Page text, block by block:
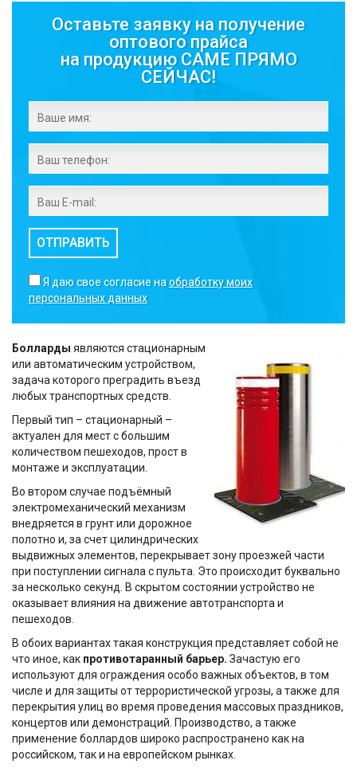
Оставьте заявку на получение
оптового прайса
на продукцию CAME ПРЯМО
СЕЙЧАС!
Я даю свое согласие наобработку моих
персональных данных
ОТПРАВИТЬ
Болларды являются стационарным
или автоматическим устройством,
задача которого преградить въезд
любых транспортных средств.
Первый тип – стационарный –
актуален для мест с большим
количеством пешеходов, прост в
монтаже и эксплуатации.
Во втором случае подъёмный
электромеханический механизм
внедряется в грунт или дорожное
полотно и, за счет цилиндрических
выдвижных элементов, перекрывает зону проезжей части
при поступлении сигнала с пульта. Это происходит буквально
за несколько секунд. В скрытом состоянии устройство не
оказывает влияния на движение автотранспорта и
пешеходов.
В обоих вариантах такая конструкция представляет собой не
что иное, как противотаранный барьер. Зачастую его
используют для ограждения особо важных объектов, в том
числе и для защиты от террористической угрозы, а также для
перекрытия улиц во время проведения массовых праздников,
концертов или демонстраций. Производство, а также
применение боллардов широко распространено как на
российском, так и на европейском рынках.